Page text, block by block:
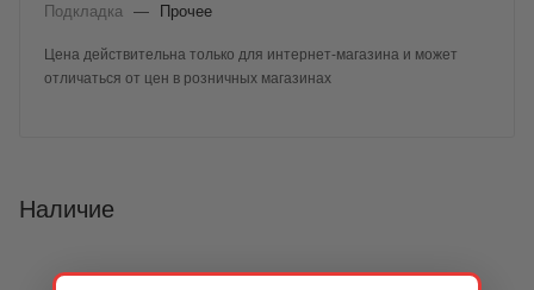
Подкладка
— Прочее
Цена действительна только для интернет-магазина и может
отличаться от цен в розничных магазинах
Наличие